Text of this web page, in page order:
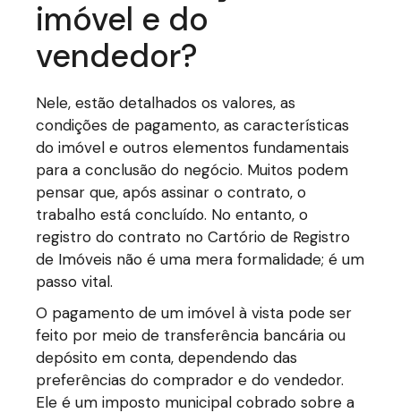
imóvel e do
vendedor?
Nele, estão detalhados os valores, as
condições de pagamento, as características
do imóvel e outros elementos fundamentais
para a conclusão do negócio. Muitos podem
pensar que, após assinar o contrato, o
trabalho está concluído. No entanto, o
registro do contrato no Cartório de Registro
de Imóveis não é uma mera formalidade; é um
passo vital.
O pagamento de um imóvel à vista pode ser
feito por meio de transferência bancária ou
depósito em conta, dependendo das
preferências do comprador e do vendedor.
Ele é um imposto municipal cobrado sobre a